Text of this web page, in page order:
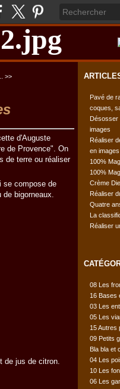
>>
d'Auguste
de Provence". On
de terre ou réaliser
se compose de
bigorneaux.
de jus de citron.
Pavé de
coques,
Désosser
images
Réaliser
en images
100%
100%
Crème
Réaliser
Quatre
La
Réaliser
08 Les
16 Bases
03 Les
05 Les
15 Autres
09 Petits
Bla bla et
04 Les
10 Les
06 Les